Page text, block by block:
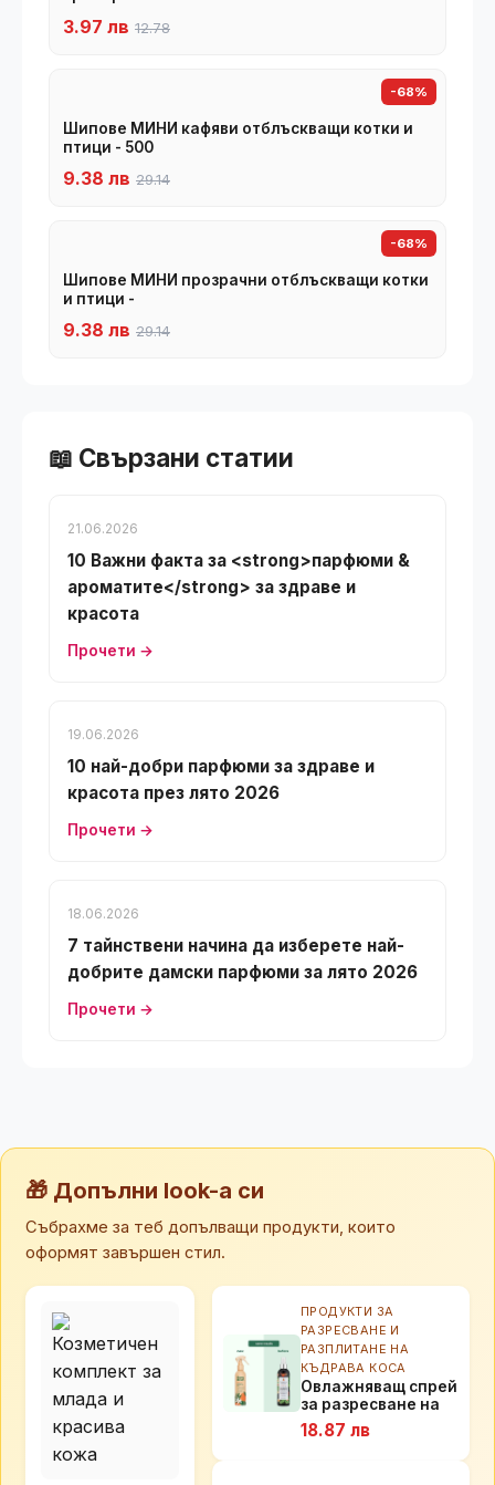
3.97 лв 12.78
-68%
Шипове МИНИ кафяви отблъскващи котки и
птици - 500
9.38 лв 29.14
-68%
Шипове МИНИ прозрачни отблъскващи котки
и птици -
9.38 лв 29.14
📖 Свързани статии
21.06.2026
10 Важни факта за <strong>парфюми &
ароматите</strong> за здраве и
красота
Прочети →
19.06.2026
10 най-добри парфюми за здраве и
красота през лято 2026
Прочети →
18.06.2026
7 тайнствени начина да изберете най-
добрите дамски парфюми за лято 2026
Прочети →
🎁 Допълни look-а си
Събрахме за теб допълващи продукти, които
оформят завършен стил.
ПРОДУКТИ ЗА
РАЗРЕСВАНЕ И
РАЗПЛИТАНЕ НА
КЪДРАВА КОСА
Овлажняващ спрей
за разресване на
коса Flora&Curl
Citrus Superfruit
18.87 лв